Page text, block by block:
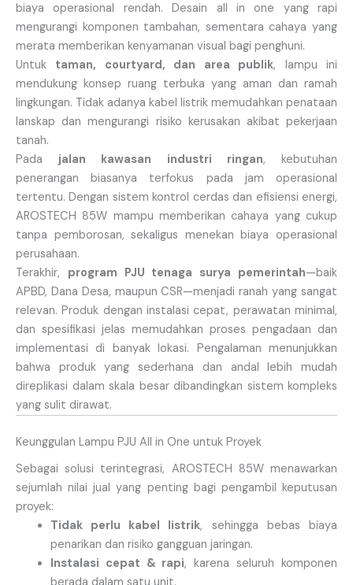
biaya operasional rendah. Desain all in one yang rapi
mengurangi komponen tambahan, sementara cahaya yang
merata memberikan kenyamanan visual bagi penghuni.
Untuk taman, courtyard, dan area publik, lampu ini
mendukung konsep ruang terbuka yang aman dan ramah
lingkungan. Tidak adanya kabel listrik memudahkan penataan
lanskap dan mengurangi risiko kerusakan akibat pekerjaan
tanah.
Pada jalan kawasan industri ringan, kebutuhan
penerangan biasanya terfokus pada jam operasional
tertentu. Dengan sistem kontrol cerdas dan efisiensi energi,
AROSTECH 85W mampu memberikan cahaya yang cukup
tanpa pemborosan, sekaligus menekan biaya operasional
perusahaan.
Terakhir, program PJU tenaga surya pemerintah—baik
APBD, Dana Desa, maupun CSR—menjadi ranah yang sangat
relevan. Produk dengan instalasi cepat, perawatan minimal,
dan spesifikasi jelas memudahkan proses pengadaan dan
implementasi di banyak lokasi. Pengalaman menunjukkan
bahwa produk yang sederhana dan andal lebih mudah
direplikasi dalam skala besar dibandingkan sistem kompleks
yang sulit dirawat.
Keunggulan Lampu PJU All in One untuk Proyek
Sebagai solusi terintegrasi, AROSTECH 85W menawarkan
sejumlah nilai jual yang penting bagi pengambil keputusan
proyek:
Tidak perlu kabel listrik, sehingga bebas biaya
penarikan dan risiko gangguan jaringan.
Instalasi cepat & rapi, karena seluruh komponen